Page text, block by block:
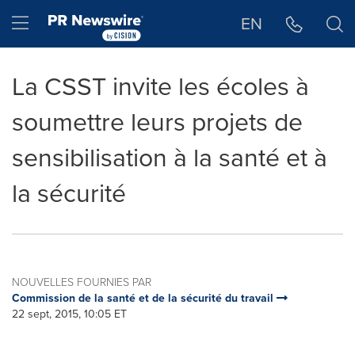
Hamburger menu EN
La CSST invite les écoles à
soumettre leurs projets de
sensibilisation à la santé et à
la sécurité
NOUVELLES FOURNIES PAR
Commission de la santé et de la sécurité du travail
22 sept, 2015, 10:05 ET